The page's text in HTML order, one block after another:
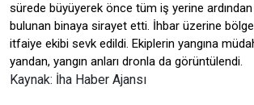
sürede büyüyerek önce tüm iş yerine
bulunan binaya sirayet etti. İhbar üzerine
itfaiye ekibi sevk edildi. Ekiplerin yangına
yandan, yangın anları dronla da görüntülendi.
Kaynak: İha Haber Ajansı